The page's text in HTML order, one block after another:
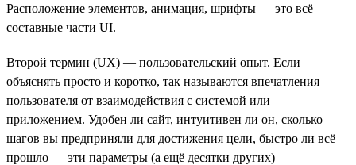
Расположение элементов, анимация, шрифты — это всё
составные части UI.
Второй термин (UX) — пользовательский опыт. Если
объяснять просто и коротко, так называются впечатления
пользователя от взаимодействия с системой или
приложением. Удобен ли сайт, интуитивен ли он, сколько
шагов вы предприняли для достижения цели, быстро ли всё
прошло — эти параметры (а ещё десятки других)